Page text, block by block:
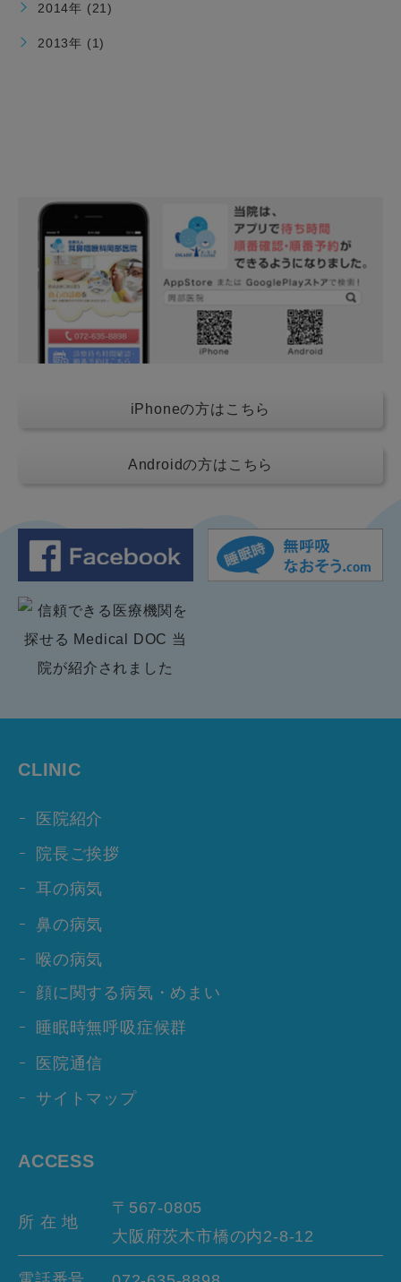
2014年 (21)
2013年 (1)
iPhoneの方はこちら
Androidの方はこちら
CLINIC
医院紹介
院長ご挨拶
耳の病気
鼻の病気
喉の病気
顔に関する病気・めまい
睡眠時無呼吸症候群
医院通信
サイトマップ
ACCESS
所 在 地
〒567-0805
大阪府茨木市橋の内 2-8-12